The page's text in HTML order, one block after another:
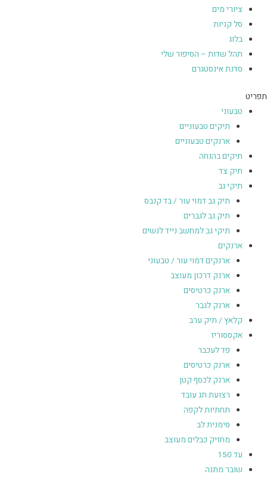
ציורי מים
סל קניות
בלוג
תהל שדות – הסיפור שלי
סדנת אינסטגרם
תפריט
טבעוני
תיקים טבעוניים
ארנקים טבעוניים
תיקים בהנחה
תיק צד
תיקי גב
תיק גב דמוי עור / בד קנבס
תיק גב לגברים
תיקי גב למחשב נייד לנשים
ארנקים
ארנקים דמוי עור / טבעוני
ארנק דרכון מעוצב
ארנק כרטיסים
ארנק לגבר
קלאץ / תיק ערב
אקססוריז
פד לעכבר
ארנק כרטיסים
ארנק לכסף קטן
רצועת תג עובד
תחתיות לקפה
סימנית לב
מחזיק כבלים מעוצב
עד 150
שובר מתנה